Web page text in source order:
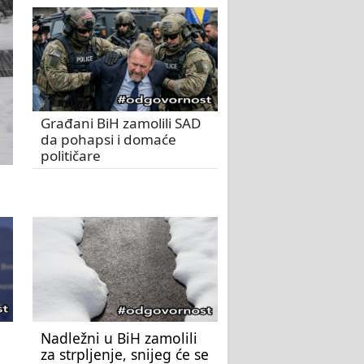
Građani BiH zamolili SAD
da pohapsi i domaće
političare
Nadležni u BiH zamolili
za strpljenje, snijeg će se